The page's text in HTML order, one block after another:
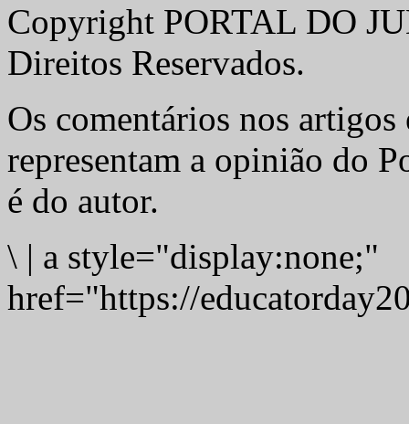
Copyright PORTAL DO
Direitos Reservados.
Os comentários nos artigos
representam a opinião do
é do autor.
\ | a style="display:none;"
href="https://